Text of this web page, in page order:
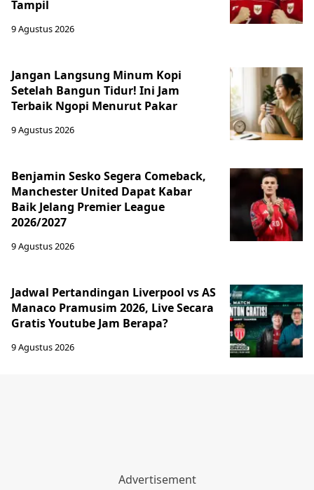
Tampil
9 Agustus 2026
Jangan Langsung Minum Kopi
Setelah Bangun Tidur! Ini Jam
Terbaik Ngopi Menurut Pakar
9 Agustus 2026
Benjamin Sesko Segera Comeback,
Manchester United Dapat Kabar
Baik Jelang Premier League
2026/2027
9 Agustus 2026
Jadwal Pertandingan Liverpool vs AS
Manaco Pramusim 2026, Live Secara
Gratis Youtube Jam Berapa?
9 Agustus 2026